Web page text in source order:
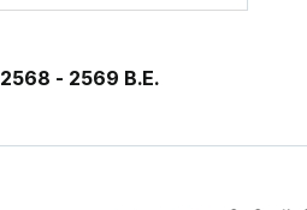
2568 - 2569 B.E.